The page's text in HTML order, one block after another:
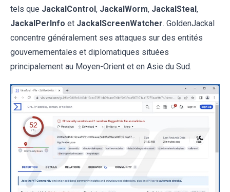
tels que JackalControl, JackalWorm, JackalSteal,
JackalPerInfo et JackalScreenWatcher. GoldenJackal
concentre généralement ses attaques sur des entités
gouvernementales et diplomatiques situées
principalement au Moyen-Orient et en Asie du Sud.